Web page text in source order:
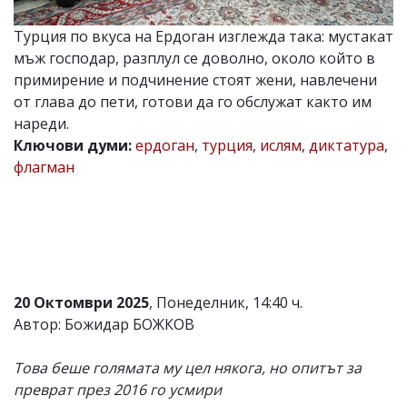
Главен
редактор:
Иван
email:
office@flagman.bg
Коментарите
под
статиите
носи
отговорност
за
Ако
откриете
обиден
Турция по вкуса на Ердоган изглежда така: мустакат
мъж господар, разплул се доволно, около който в
примирение и подчинение стоят жени, навлечени
от глава до пети, готови да го обслужат както им
нареди.
Ключови думи:ердоган, турция, ислям, диктатура,
флагман
20 Октомври 2025, Понеделник, 14:40 ч.
Автор: Божидар БОЖКОВ
Това беше голямата му цел някога, но опитът за
преврат през 2016 го усмири